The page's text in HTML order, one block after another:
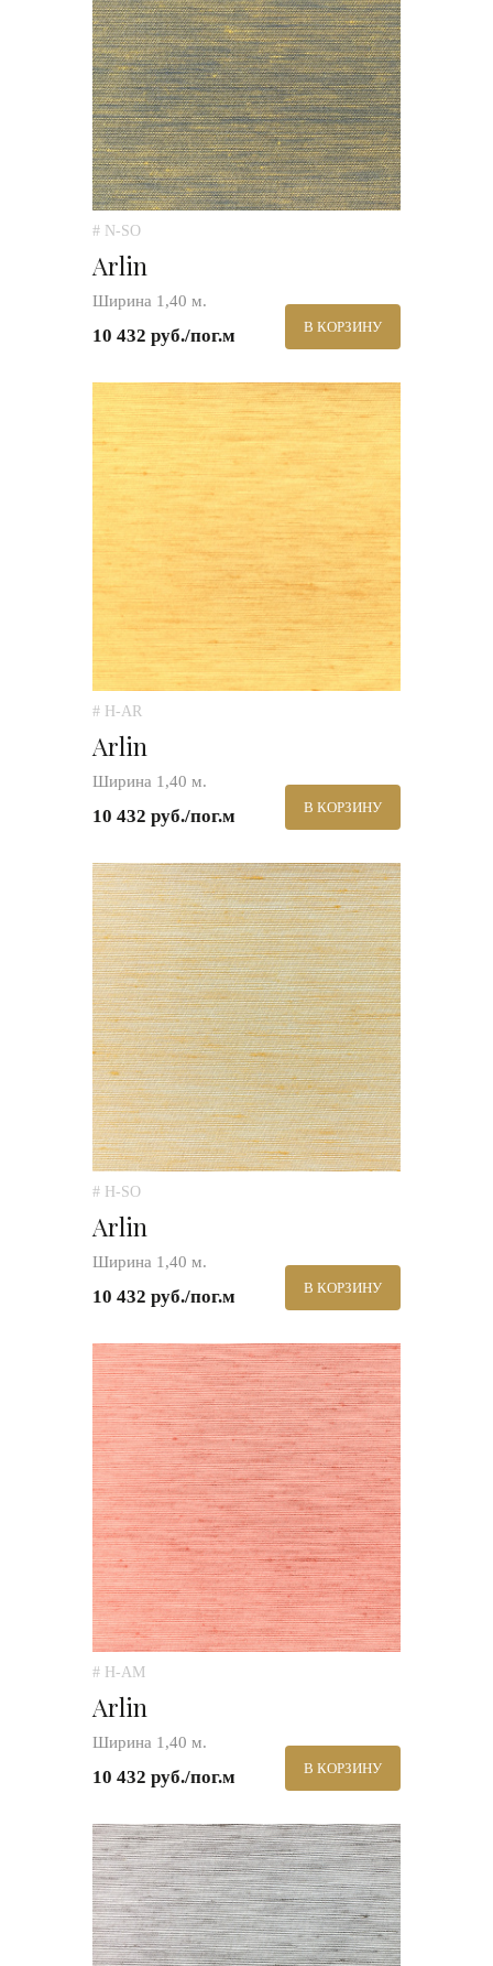
# N-SO
Arlin
Ширина 1,40 м.
10 432 руб./пог.м В КОРЗИНУ
# H-AR
Arlin
Ширина 1,40 м.
10 432 руб./пог.м В КОРЗИНУ
# H-SO
Arlin
Ширина 1,40 м.
10 432 руб./пог.м В КОРЗИНУ
# H-AM
Arlin
Ширина 1,40 м.
10 432 руб./пог.м В КОРЗИНУ